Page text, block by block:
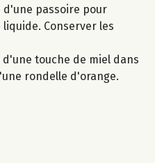
d'une passoire pour
Conserver les
touche de miel dans
rondelle d'orange.